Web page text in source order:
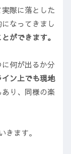
際に落とした
なってきまし
ができます。
何が出るか分
イン上でも現地
あり、同様の楽
きます。